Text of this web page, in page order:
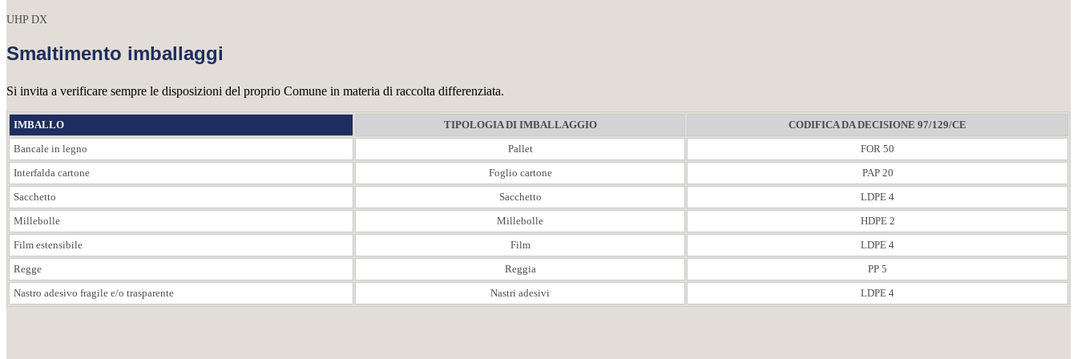
UHP DX
Smaltimento imballaggi
Si invita a verificare sempre le disposizioni del proprio Comune in materia di raccolta differenziata.
IMBALLO TIPOLOGIA DI IMBALLAGGIO
CODIFICA DA DECISIONE 97/129/CE
Bancale in legno
Pallet
FOR 50
Interfalda cartone
Foglio cartone
PAP 20
Sacchetto
Sacchetto
LDPE 4
Millebolle
Millebolle
HDPE 2
Film estensibile
Film
LDPE 4
Regge
Reggia
PP 5
Nastro adesivo fragile e/o trasparente
Nastri adesivi LDPE 4